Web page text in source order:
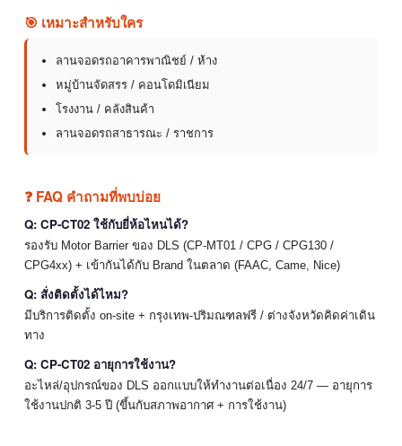
🎯 เหมาะสำหรับใคร
ลานจอดรถอาคารพาณิชย์ / ห้าง
หมู่บ้านจัดสรร / คอนโดมิเนียม
โรงงาน / คลังสินค้า
ลานจอดรถสาธารณะ / ราชการ
❓ FAQ คำถามที่พบบ่อย
Q: CP-CT02 ใช้กับยี่ห้อไหนได้?
รองรับ Motor Barrier ของ DLS (CP-MT01 / CPG / CPG130 /
CPG4xx) + เข้ากันได้กับ Brand ในตลาด (FAAC, Came, Nice)
Q: สั่งติดตั้งได้ไหม?
มีบริการติดตั้ง on-site + กรุงเทพ-ปริมณฑลฟรี / ต่างจังหวัดคิดค่าเดิน
ทาง
Q: CP-CT02 อายุการใช้งาน?
อะไหล่/อุปกรณ์ของ DLS ออกแบบให้ทำงานต่อเนื่อง 24/7 — อายุการ
ใช้งานปกติ 3-5 ปี (ขึ้นกับสภาพอากาศ + การใช้งาน)